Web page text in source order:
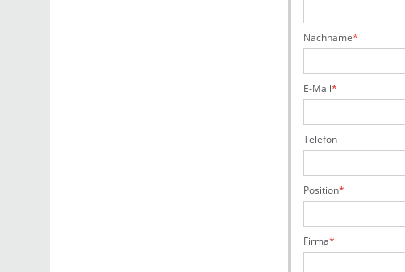
Nachname
E-Mail
Telefon
Position
Firma